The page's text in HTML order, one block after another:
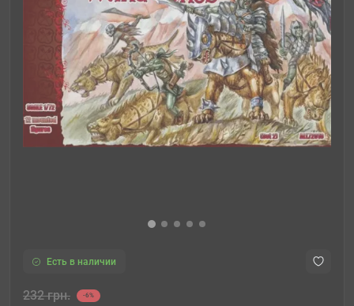
Есть в наличии
232 грн. -6%